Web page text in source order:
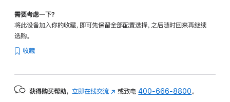
需要考虑一下？
将此设备加入你的收藏，即可先保留全部配置选择，之后随时回来再继续
选购。
收藏
获得购买帮助， 立即在线交流 (在 或致电400-666-8800 。